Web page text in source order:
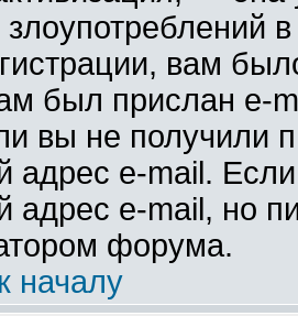
вам
был прислан e-
вы не получили
адрес e-mail.
адрес e-mail, но
форума.
началу